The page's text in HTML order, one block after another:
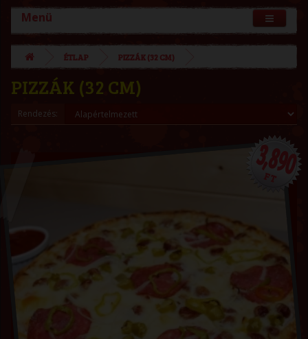
Menü
ÉTLAP PIZZÁK (32 CM)
PIZZÁK (32 CM)
Rendezés:
3,890
FT